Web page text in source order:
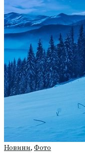
Новини, Фото